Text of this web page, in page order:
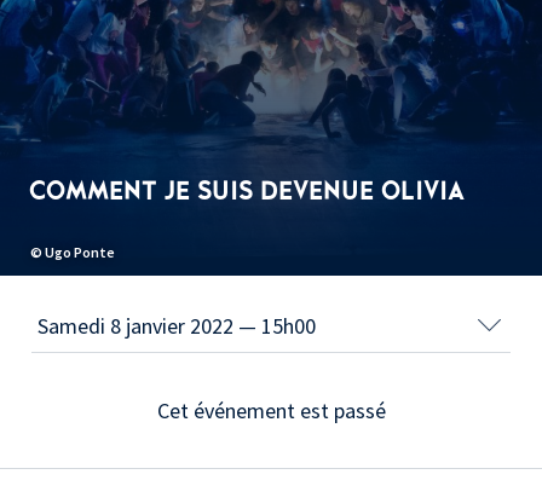
© Ugo Ponte
COMMENT JE SUIS DEVENUE OLIVIA
Cet événement est passé